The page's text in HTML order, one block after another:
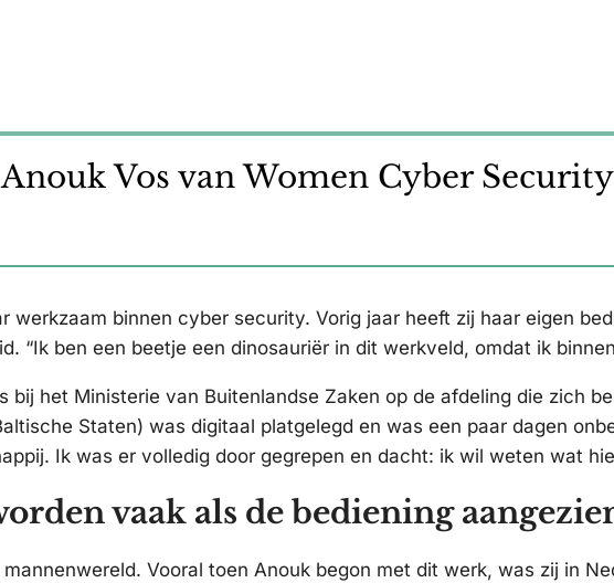
Vos van Women Cyber Security
werkzaam binnen cyber security. Vorig jaar heeft zij haar eigen
“Ik ben een beetje een dinosauriër in dit werkveld, omdat ik
bij het Ministerie van Buitenlandse Zaken op de afdeling die zich
Staten) was digitaal platgelegd en was een paar dagen
Ik was er volledig door gegrepen en dacht: ik wil weten wat
vaak als de bediening
Vooral toen Anouk begon met dit werk, was zij in